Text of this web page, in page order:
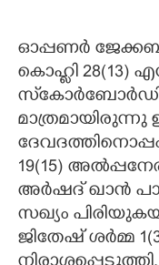
ഓപ്പണര്‍ ജേക്കബ്
കൊഹ്ലി 28(13)
മാത്രമായിരുന്നു
ദേവദത്തിനൊപ്പം
19(15)
അര്‍ഷദ് ഖാന്‍
സഖ്യം
ജിതേഷ് ശര്‍മ്മ